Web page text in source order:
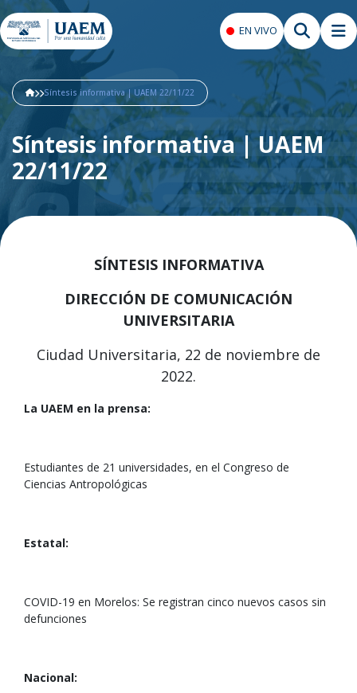
EN VIVO
Síntesis informativa | UAEM 22/11/22
Síntesis informativa | UAEM
22/11/22
SÍNTESIS INFORMATIVA
DIRECCIÓN DE COMUNICACIÓN
UNIVERSITARIA
Ciudad Universitaria, 22 de noviembre de
2022.
La UAEM en la prensa:
Estudiantes de 21 universidades, en el Congreso de
Ciencias Antropológicas
Estatal:
COVID-19 en Morelos: Se registran cinco nuevos casos sin
defunciones
Nacional: